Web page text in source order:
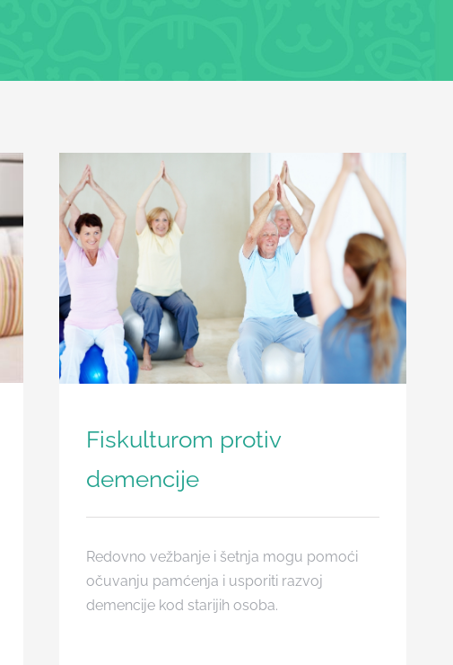
Fiskulturom protiv
demencije
Redovno vežbanje i šetnja mogu pomoći
očuvanju pamćenja i usporiti razvoj
demencije kod starijih osoba.